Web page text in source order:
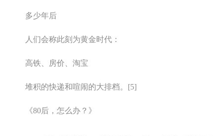
多少年后
人们会称此刻为黄金时代：
高铁、房价、淘宝
堆积的快递和喧闹的大排档。[5]
《80后，怎么办？》